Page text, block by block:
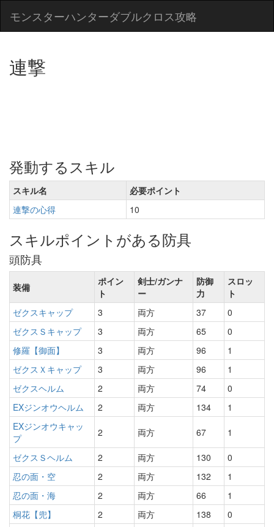
モンスターハンターダブルクロス攻略
連撃
発動するスキル
スキル名
必要ポイント
連撃の心得
10
スキルポイントがある防具
頭防具
装備
ポイン
ト
剣士/ガンナ
ー
防御
力
スロッ
ト
ゼクスキャップ
3 両方 37
0
ゼクスＳキャップ
3 両方 65
0
修羅【御面】
3 両方 96
1
ゼクスＸキャップ
3 両方 96
1
ゼクスヘルム
2 両方 74
0
EXジンオウヘルム
2 両方 134
1
EXジンオウキャッ
プ
2 両方 67 1
ゼクスＳヘルム 2 両方 130
0
忍の面・空
2 両方 132
1
忍の面・海
2 両方 66
1
桐花【兜】
2 両方 138
0